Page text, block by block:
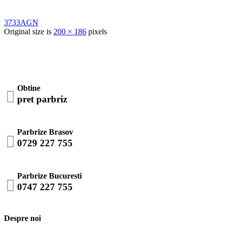
3733AGN
Original size is 200 × 186 pixels
 Obtine
pret parbriz

Parbrize Brasov
0729 227 755

Parbrize Bucuresti
0747 227 755
Despre noi